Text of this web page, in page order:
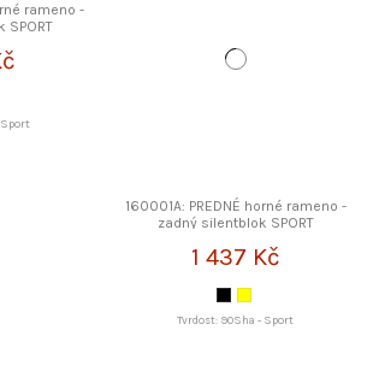
rameno -
Sport
160001A: PREDNÉ horné rameno -
zadný silentblok SPORT
1 437 Kč
Tvrdost: 90Sha - Sport